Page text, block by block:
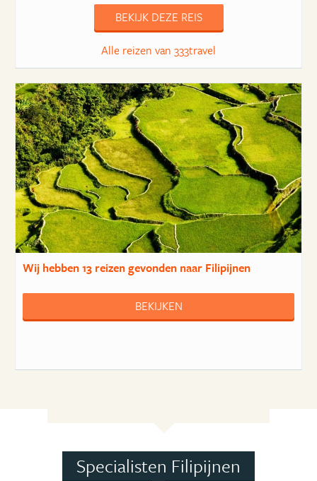
BEKIJK DEZE REIS
Alle reizen van 333travel
Wij hebben13 reizengevonden naar Filipijnen
BEKIJKEN
Specialisten Filipijnen